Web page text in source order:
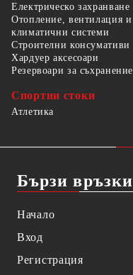
Електрическо захранване
Отопление, вентилация и
климатични системи
Строителни консумативи
Хардуер аксесоари
Резервоари за съхранение
Спортни стоки
Атлетика
Бързи връзки
Начало
Вход
Регистрация